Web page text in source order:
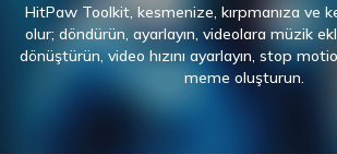
HitPaw Toolkit, kesmenize, kırpmanıza ve
olur; döndürün, ayarlayın, videolara müzik
dönüştürün, video hızını ayarlayın, stop
meme oluşturun.